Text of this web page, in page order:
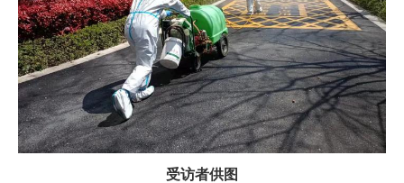
受访者供图